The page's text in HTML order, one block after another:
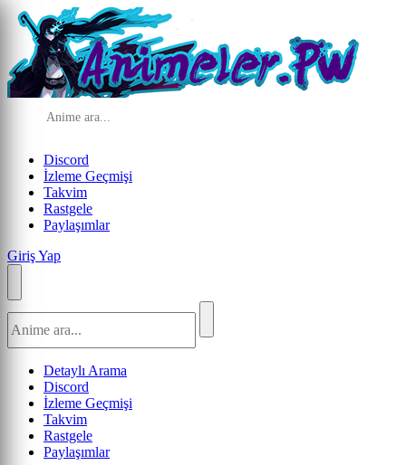
Discord
İzleme Geçmişi
Takvim
Rastgele
Paylaşımlar
Giriş Yap
Detaylı Arama
Discord
İzleme Geçmişi
Takvim
Rastgele
Paylaşımlar